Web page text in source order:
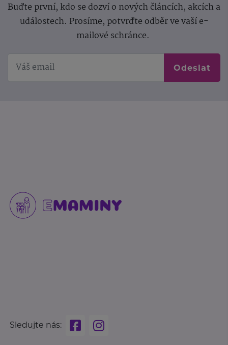
Buďte první, kdo se dozví o nových článcích, akcích a
událostech. Prosíme, potvrďte odběr ve vaší e-
mailové schránce.
Odeslat
Sledujte nás: